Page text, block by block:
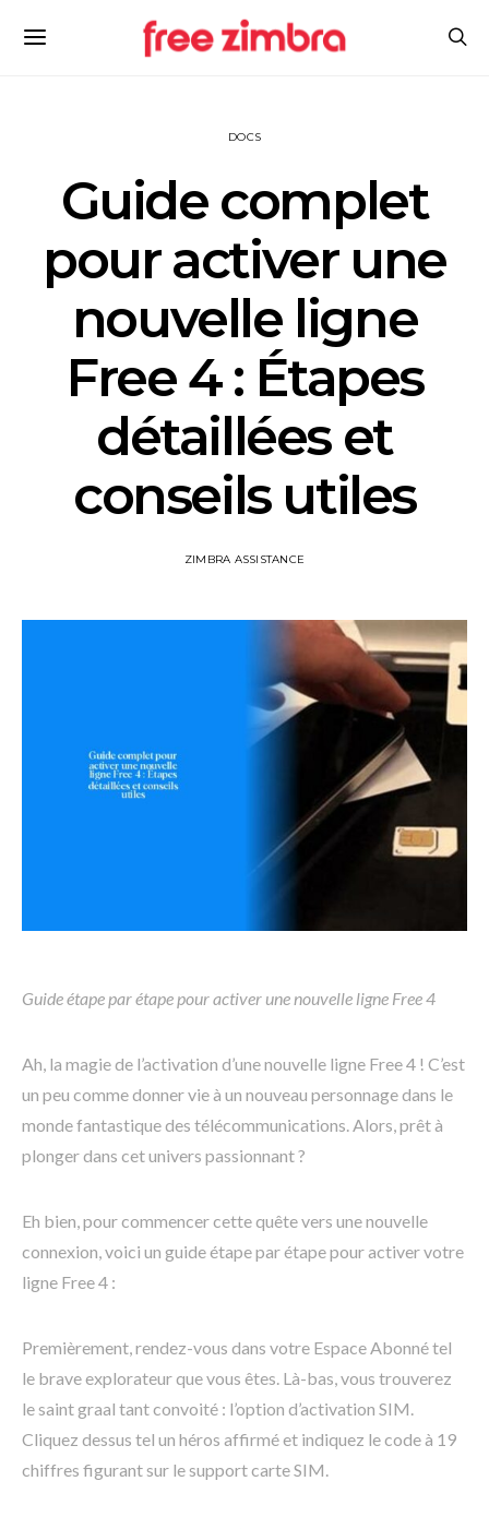
DOCS
Guide complet
pour activer une
nouvelle ligne
Free 4 : Étapes
détaillées et
conseils utiles
ZIMBRA ASSISTANCE
Guide étape par étape pour activer une nouvelle ligne Free 4
Ah, la magie de l’activation d’une nouvelle ligne Free 4 ! C’est
un peu comme donner vie à un nouveau personnage dans le
monde fantastique des télécommunications. Alors, prêt à
plonger dans cet univers passionnant ?
Eh bien, pour commencer cette quête vers une nouvelle
connexion, voici un guide étape par étape pour activer votre
ligne Free 4 :
Premièrement, rendez-vous dans votre Espace Abonné tel
le brave explorateur que vous êtes. Là-bas, vous trouverez
le saint graal tant convoité : l’option d’activation SIM.
Cliquez dessus tel un héros affirmé et indiquez le code à 19
chiffres figurant sur le support carte SIM.